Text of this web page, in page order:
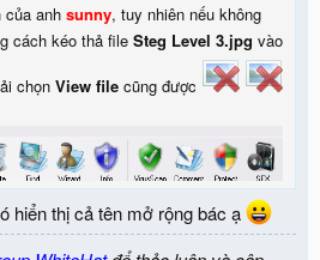
của anh sunny, tuy nhiên nếu không
cách kéo thả file Steg Level 3.jpg vào
chọn View file cũng được
hiển thị cả tên mở rộng bác ạ